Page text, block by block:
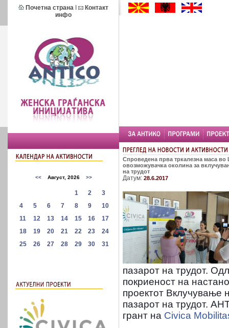
Почетна страна
Контакт
инфо
Спроведена прва тркалезна маса
овозможувачка околина за
на трудот
Датум: 28.6.2017
пазарот на трудот.
покриеност на
проектот Вклучување
пазарот на трудот.
грант на Civica